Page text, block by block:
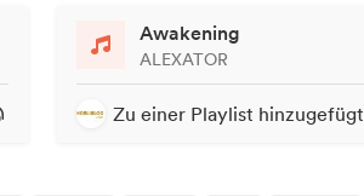
Awakening
ALEXATOR
Zu einer Playlist hinzugefügt